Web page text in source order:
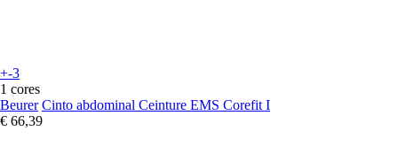
+-3
1 cores
Beurer Cinto abdominal Ceinture EMS Corefit I
€ 66,39